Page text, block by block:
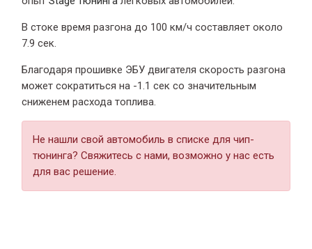
В стоке время разгонадо 100 км/ч составляет около
7.9 сек.
Благодаря прошивке ЭБУ двигателя скорость разгона
может сократиться на -1.1 сек со значительным
сниженем расхода топлива.
Не нашли свой автомобиль в списке для чип-
тюнинга? Свяжитесь с нами, возможно у нас есть
для вас решение.